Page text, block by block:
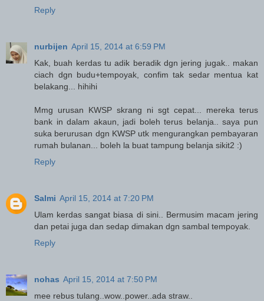
Reply
nurbijen April 15, 2014 at 6:59 PM
Kak, buah kerdas tu adik beradik dgn jering jugak.. makan
ciach dgn budu+tempoyak, confim tak sedar mentua kat
belakang... hihihi
Mmg urusan KWSP skrang ni sgt cepat... mereka terus
bank in dalam akaun, jadi boleh terus belanja.. saya pun
suka berurusan dgn KWSP utk mengurangkan pembayaran
rumah bulanan... boleh la buat tampung belanja sikit2 :)
Reply
Salmi April 15, 2014 at 7:20 PM
Ulam kerdas sangat biasa di sini.. Bermusim macam jering
dan petai juga dan sedap dimakan dgn sambal tempoyak.
Reply
nohas April 15, 2014 at 7:50 PM
mee rebus tulang..wow..power..ada straw..